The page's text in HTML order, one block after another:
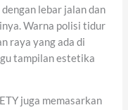
lebar jalan dan
Warna polisi tidur
raya yang ada di
tampilan estetika
juga memasarkan